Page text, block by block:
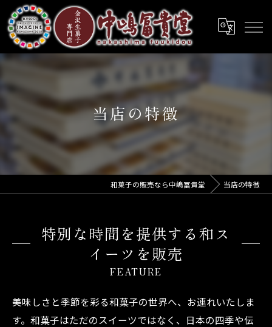
当店の特徴
和菓子の販売なら中嶋冨貴堂 当店の特徴
特別な時間を提供する和ス
イーツを販売
FEATURE
美味しさと季節を彩る和菓子の世界へ、お連れいたしま
す。和菓子はただのスイーツではなく、日本の四季や伝